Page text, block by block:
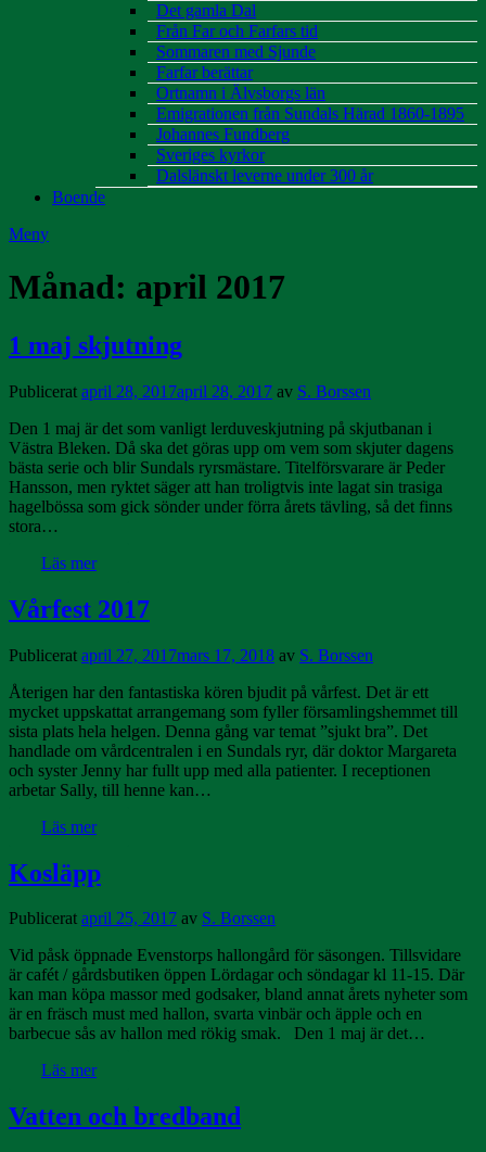
Det gamla Dal
Från Far och Farfars tid
Sommaren med Sjunde
Farfar berättar
Ortnamn i Älvsborgs län
Emigrationen från Sundals Härad 1860-1895
Johannes Fundberg
Sveriges kyrkor
Dalslänskt leverne under 300 år
Boende
Meny
Månad: april 2017
1 maj skjutning
Publicerat april 28, 2017april 28, 2017 av S. Borssen
Den 1 maj är det som vanligt lerduveskjutning på skjutbanan i
Västra Bleken. Då ska det göras upp om vem som skjuter dagens
bästa serie och blir Sundals ryrsmästare. Titelförsvarare är Peder
Hansson, men ryktet säger att han troligtvis inte lagat sin trasiga
hagelbössa som gick sönder under förra årets tävling, så det finns
stora…
Läs mer
Vårfest 2017
Publicerat april 27, 2017mars 17, 2018 av S. Borssen
Återigen har den fantastiska kören bjudit på vårfest. Det är ett
mycket uppskattat arrangemang som fyller församlingshemmet till
sista plats hela helgen. Denna gång var temat ”sjukt bra”. Det
handlade om vårdcentralen i en Sundals ryr, där doktor Margareta
och syster Jenny har fullt upp med alla patienter. I receptionen
arbetar Sally, till henne kan…
Läs mer
Kosläpp
Publicerat april 25, 2017 av S. Borssen
Vid påsk öppnade Evenstorps hallongård för säsongen. Tillsvidare
är cafét / gårdsbutiken öppen Lördagar och söndagar kl 11-15. Där
kan man köpa massor med godsaker, bland annat årets nyheter som
är en fräsch must med hallon, svarta vinbär och äpple och en
barbecue sås av hallon med rökig smak. Den 1 maj är det…
Läs mer
Vatten och bredband